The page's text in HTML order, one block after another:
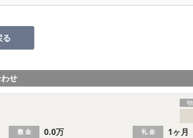
る
せ
敷 金 0.0万 礼 金 1ヶ月